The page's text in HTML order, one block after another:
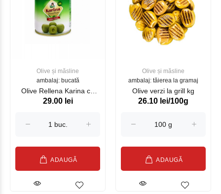
Olive și măsline
ambalaj: bucată
Olive Rellena Karina cu
Anchoa 212 ml
29.00 lei
ADAUGĂ
Olive și măsline
ambalaj: tăierea la gramaj
Olive verzi la grill kg
26.10 lei/100g
ADAUGĂ